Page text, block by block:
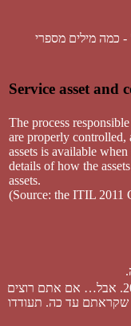
Service asset and
The process
are properly controlled,
assets is available
details of how the
assets.
(Source: the ITIL
דף זה מתוכנן לעלות לאוויר במלואו במהלך 2016. אבל… אם אתם רוצים
שקראתם עד כה. תעודדו